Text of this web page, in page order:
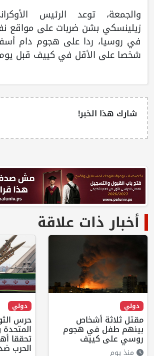
والجمعة، توعد الرئيس
زيلينسكي بشن ضربات على مواقع
شخصا على الأقل في كييف قبل
شارك هذا الخبر!
أخبار ذات علاقة
دولي
مقتل ثلاثة أشخاص
بينهم طفل في هجوم
روسي على كييف
منذ يوم
دولي
حرس
تحققا
الحرب